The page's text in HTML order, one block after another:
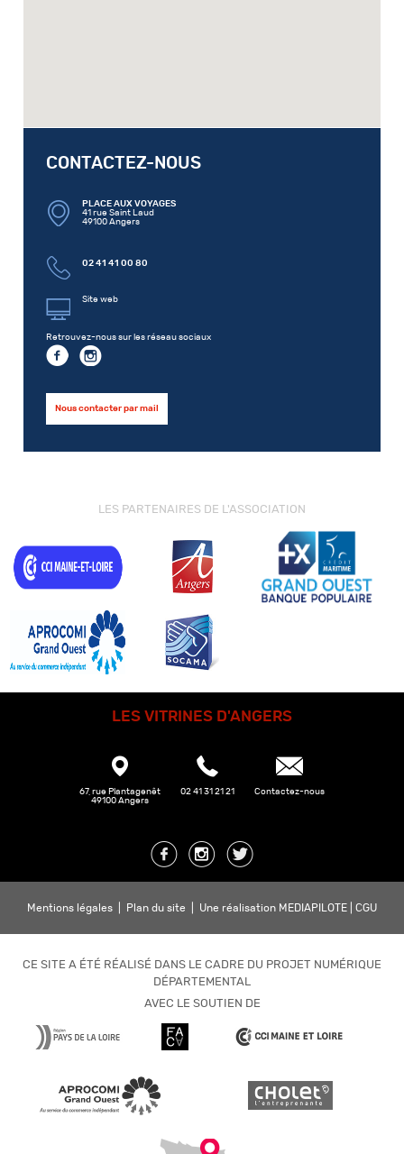
CONTACTEZ-NOUS
PLACE AUX VOYAGES
41 rue Saint Laud
49100 Angers
02 41 41 00 80
Site web
Retrouvez-nous sur les réseau sociaux
Nous contacter par mail
LES PARTENAIRES DE L'ASSOCIATION
LES VITRINES D'ANGERS
67, rue Plantagenêt
49100 Angers
02 41 31 21 21 Contactez-nous
Mentions légales Plan du site Une réalisation MEDIAPILOTE CGU
CE SITE A ÉTÉ RÉALISÉ DANS LE CADRE DU PROJET NUMÉRIQUE
DÉPARTEMENTAL
AVEC LE SOUTIEN DE